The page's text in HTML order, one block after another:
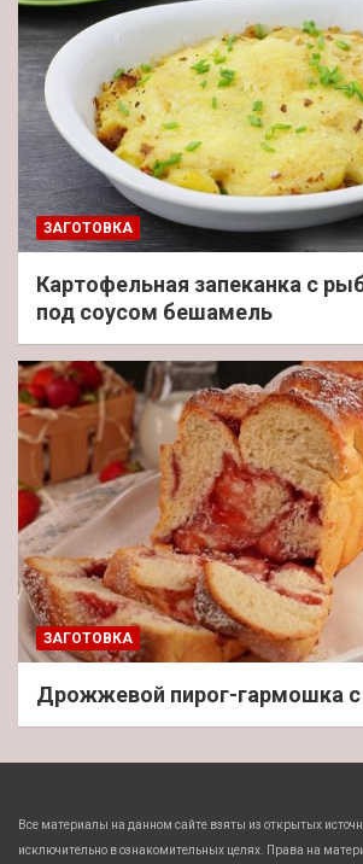
ЗАГОТОВКА
Картофельная запеканка с
под соусом бешамель
ЗАГОТОВКА
Дрожжевой пирог-гармошка с
Все материалы на данном сайте взяты из открытых
исключительно в ознакомительных целях. Права на